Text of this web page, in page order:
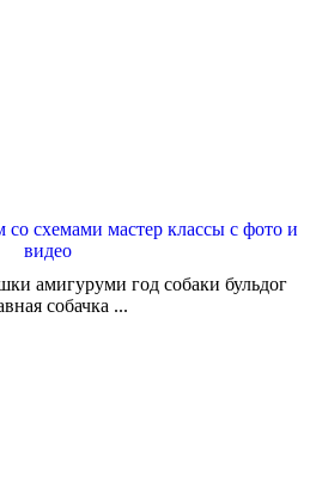
со схемами мастер классы с фото и
видео
амигуруми год собаки бульдог
собачка ...